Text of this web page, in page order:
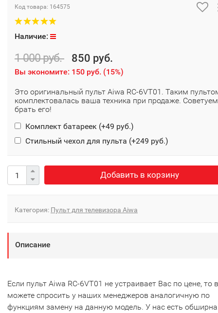
Код товара: 164575
Наличие:
1 000 руб. 850 руб.
Вы экономите: 150 руб. (15%)
Это оригинальный пульт Aiwa RC-6VT01. Таким
комплектовалась ваша техника при продаже. Советуем
брать его!
Комплект батареек (+49 руб.)
Стильный чехол для пульта (+249 руб.)
Добавить в корзину
Категория: Пульт для телевизора Aiwa
Описание
Если пульт Aiwa RC-6VT01 не устраивает Вас по цене, то
можете спросить у наших менеджеров аналогичную по
функциям замену на данную модель. У нас есть